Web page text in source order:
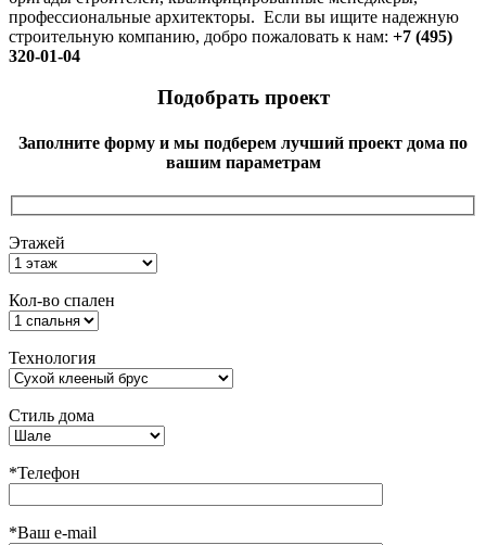
профессиональные архитекторы. Если вы ищите надежную
строительную компанию, добро пожаловать к нам: +7 (495)
320-01-04
Подобрать проект
Заполните форму и мы подберем лучший проект дома по
вашим параметрам
Этажей
Кол-во спален
Технология
Стиль дома
*Телефон
*Ваш e-mail